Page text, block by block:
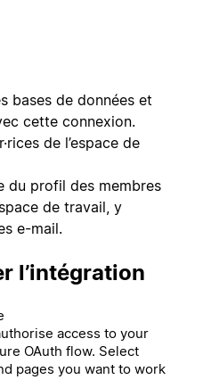
bases de données et
cette connexion.
de l’espace de
du profil des membres
de travail, y
e-mail.
l’intégration
access to your
OAuth flow. Select
pages you want to work